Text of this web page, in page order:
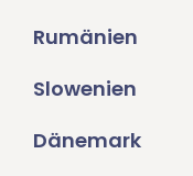
Rumänien
Slowenien
Dänemark